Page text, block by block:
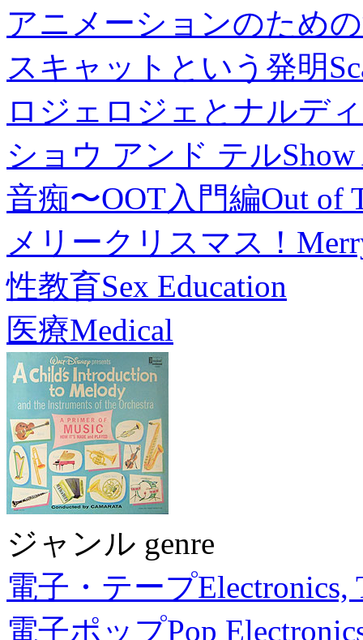
アニメーションのため
スキャットという発明
ロジェロジェとナルデ
ショウ アンド テル
音痴〜OOT入門編Out of
メリークリスマス！
性教育Sex Education
医療Medical
ジャンル genre
電子・テープElectronics,
電子ポップPop